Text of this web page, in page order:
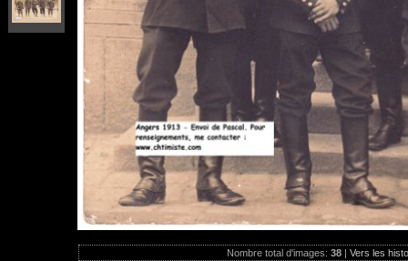
Nombre total d'images: 38 | Vers les